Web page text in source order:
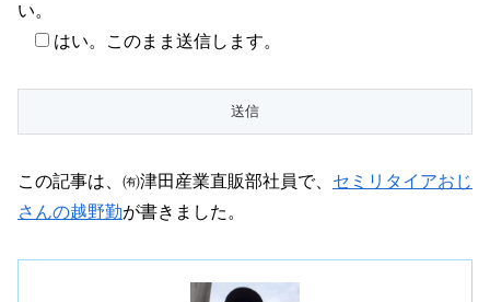
い。
はい。このまま送信します。
この記事は、㈲津田産業直販部社員で、 セミリタイアおじ
さんの越野勤が書きました。